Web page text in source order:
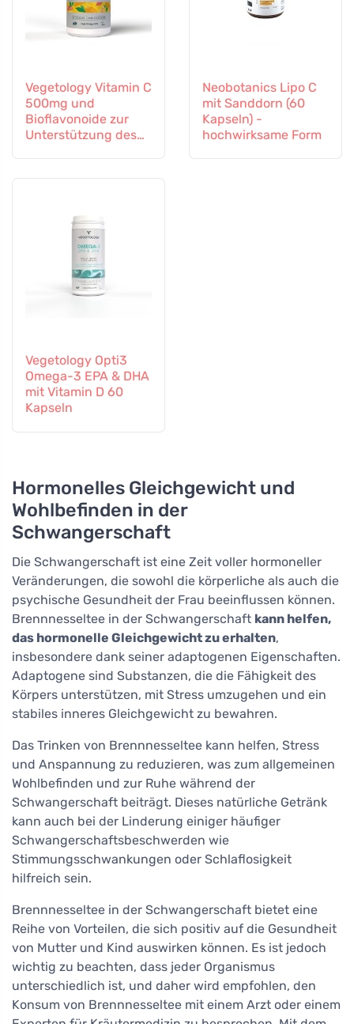
Vegetology Vitamin C
500mg und
Bioflavonoide zur
Unterstützung des
Neobotanics Lipo C
mit Sanddorn (60
Kapseln) -
hochwirksame Form
Vegetology Opti3
Omega-3 EPA & DHA
mit Vitamin D 60
Kapseln
Hormonelles Gleichgewicht und
Wohlbefinden in der
Schwangerschaft
Die Schwangerschaft ist eine Zeit voller hormoneller
Veränderungen, die sowohl die körperliche als auch die
psychische Gesundheit der Frau beeinflussen können.
Brennnesseltee in der Schwangerschaft kann helfen,
das hormonelle Gleichgewicht zu erhalten,
insbesondere dank seiner adaptogenen Eigenschaften.
Adaptogene sind Substanzen, die die Fähigkeit des
Körpers unterstützen, mit Stress umzugehen und ein
stabiles inneres Gleichgewicht zu bewahren.
Das Trinken von Brennnesseltee kann helfen, Stress
und Anspannung zu reduzieren, was zum allgemeinen
Wohlbefinden und zur Ruhe während der
Schwangerschaft beiträgt. Dieses natürliche Getränk
kann auch bei der Linderung einiger häufiger
Schwangerschaftsbeschwerden wie
Stimmungsschwankungen oder Schlaflosigkeit
hilfreich sein.
Brennnesseltee in der Schwangerschaft bietet eine
Reihe von Vorteilen, die sich positiv auf die Gesundheit
von Mutter und Kind auswirken können. Es ist jedoch
wichtig zu beachten, dass jeder Organismus
unterschiedlich ist, und daher wird empfohlen, den
Konsum von Brennnesseltee mit einem Arzt oder einem